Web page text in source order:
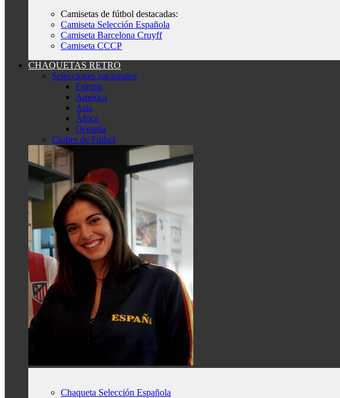
Camisetas de fútbol destacadas:
Camiseta Selección Española
Camiseta Barcelona Cruyff
Camiseta CCCP
CHAQUETAS RETRO
Selecciones nacionales
Europa
América
Asia
África
Oceanía
Clubes de Fútbol
Chaqueta Selección Española